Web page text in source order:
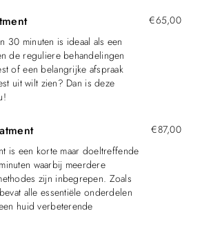
€65,00
30 minuten is ideaal als een
de reguliere behandelingen
of een belangrijke afspraak
uit wilt zien? Dan is deze
€87,00
is een korte maar doeltreffende
waarbij meerdere
zijn inbegrepen. Zoals
alle essentiële onderdelen
huid verbeterende